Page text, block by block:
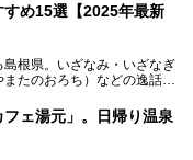
め15選【2025年最新
根県。いざなみ・いざなぎ
たのおろち）などの逸話が
び空港」への直行便なら、
到着できるアクセスも魅力
ェ湯元」。日帰り温泉